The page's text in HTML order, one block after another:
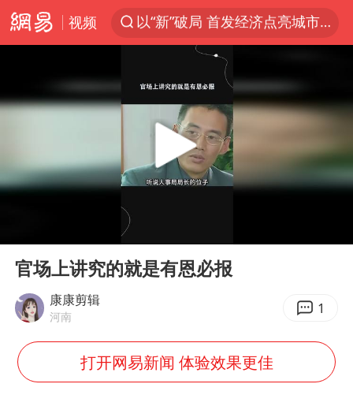
视频
台风白海豚最新路径
昆明石林火把节
中央气象台发布台风黄色预警
我国编制完成新版全月地质图
扎哈罗娃批广岛市长不提美国原子弹
Play
官场上讲究的就是有恩必报
康康剪辑
河南 1
打开网易新闻 体验效果更佳